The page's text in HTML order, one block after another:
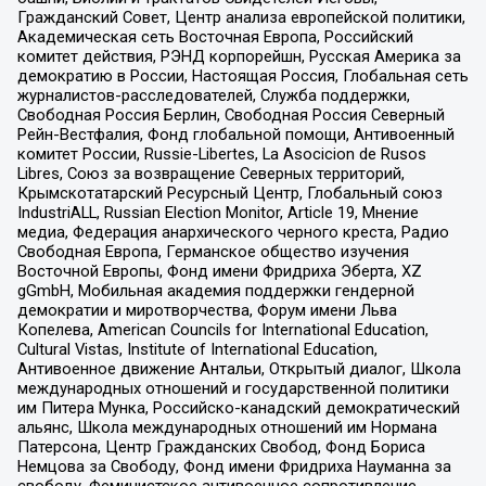
Гражданский Совет, Центр анализа европейской политики,
Академическая сеть Восточная Европа, Российский
комитет действия, РЭНД корпорейшн, Русская Америка за
демократию в России, Настоящая Россия, Глобальная сеть
журналистов-расследователей, Служба поддержки,
Свободная Россия Берлин, Свободная Россия Северный
Рейн-Вестфалия, Фонд глобальной помощи, Антивоенный
комитет России, Russie-Libertes, La Asocicion de Rusos
Libres, Союз за возвращение Северных территорий,
Крымскотатарский Ресурсный Центр, Глобальный союз
IndustriALL, Russian Election Monitor, Article 19, Мнение
медиа, Федерация анархического черного креста, Радио
Свободная Европа, Германское общество изучения
Восточной Европы, Фонд имени Фридриха Эберта, XZ
gGmbH, Мобильная академия поддержки гендерной
демократии и миротворчества, Форум имени Льва
Копелева, American Councils for International Education,
Cultural Vistas, Institute of International Education,
Антивоенное движение Антальи, Открытый диалог, Школа
международных отношений и государственной политики
им Питера Мунка, Российско-канадский демократический
альянс, Школа международных отношений им Нормана
Патерсона, Центр Гражданских Свобод, Фонд Бориса
Немцова за Свободу, Фонд имени Фридриха Науманна за